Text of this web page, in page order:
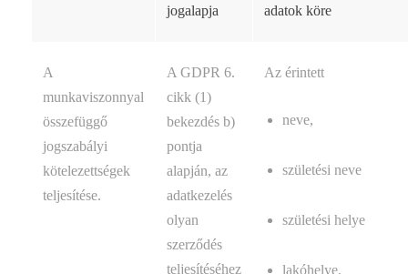
jogalapja
adatok köre
A
munkaviszonnyal
összefüggő
jogszabályi
kötelezettségek
teljesítése.
A GDPR 6.
cikk (1)
bekezdés b)
pontja
alapján, az
adatkezelés
olyan
szerződés
teljesítéséhez
Az érintett
neve,
születési neve
születési helye
lakóhelye,